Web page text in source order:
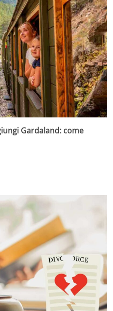
Gardaland: come